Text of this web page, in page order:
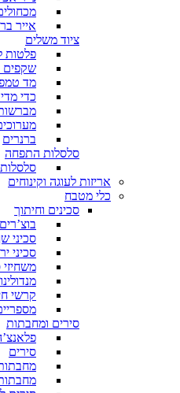
אייר
ציוד משלים
פלטות
שקפים
מד
כדי
ברנרים
סלסלות התפחה
אריזות לעוגה וקינוחים
כלי מטבח
סכינים וחיתוך
בוצ’רים
סכיני
סכיני
משחיזי
קרשי
סירים ומחבתות
סירים
מחבתות